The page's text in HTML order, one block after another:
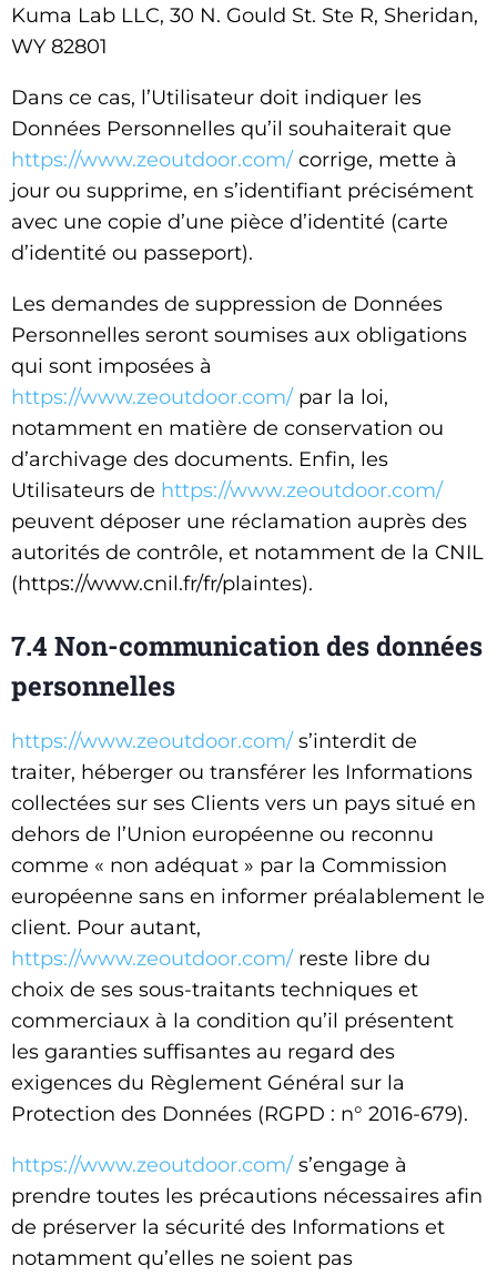
Kuma Lab LLC, 30 N. Gould St. Ste R, Sheridan,
WY 82801
Dans ce cas, l’Utilisateur doit indiquer les
Données Personnelles qu’il souhaiterait que
https://www.zeoutdoor.com/ corrige, mette à
jour ou supprime, en s’identifiant précisément
avec une copie d’une pièce d’identité (carte
d’identité ou passeport).
Les demandes de suppression de Données
Personnelles seront soumises aux obligations
qui sont imposées à
https://www.zeoutdoor.com/ par la loi,
notamment en matière de conservation ou
d’archivage des documents. Enfin, les
Utilisateurs de https://www.zeoutdoor.com/
peuvent déposer une réclamation auprès des
autorités de contrôle, et notamment de la CNIL
(https://www.cnil.fr/fr/plaintes).
7.4 Non-communication des données
personnelles
https://www.zeoutdoor.com/ s’interdit de
traiter, héberger ou transférer les Informations
collectées sur ses Clients vers un pays situé en
dehors de l’Union européenne ou reconnu
comme « non adéquat » par la Commission
européenne sans en informer préalablement le
client. Pour autant,
https://www.zeoutdoor.com/ reste libre du
choix de ses sous-traitants techniques et
commerciaux à la condition qu’il présentent
les garanties suffisantes au regard des
exigences du Règlement Général sur la
Protection des Données (RGPD : n° 2016-679).
https://www.zeoutdoor.com/ s’engage à
prendre toutes les précautions nécessaires afin
de préserver la sécurité des Informations et
notamment qu’elles ne soient pas